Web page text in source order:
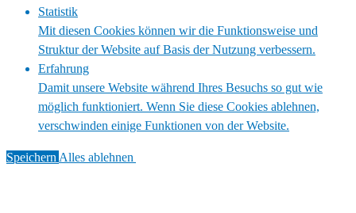
Statistik
Mit diesen Cookies können wir die Funktionsweise und
Struktur der Website auf Basis der Nutzung verbessern.
Erfahrung
Damit unsere Website während Ihres Besuchs so gut wie
möglich funktioniert. Wenn Sie diese Cookies ablehnen,
verschwinden einige Funktionen von der Website.
Speichern Alles ablehnen